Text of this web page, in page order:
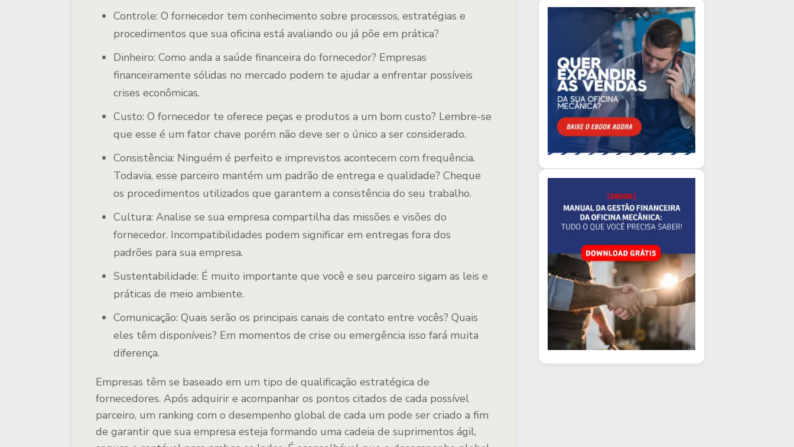
Controle: O fornecedor tem conhecimento sobre processos, estratégias e
procedimentos que sua oficina está avaliando ou já põe em prática?
Dinheiro: Como anda a saúde financeira do fornecedor? Empresas
financeiramente sólidas no mercado podem te ajudar a enfrentar possíveis
crises econômicas.
Custo: O fornecedor te oferece peças e produtos a um bom custo? Lembre-se
que esse é um fator chave porém não deve ser o único a ser considerado.
Consistência: Ninguém é perfeito e imprevistos acontecem com frequência.
Todavia, esse parceiro mantém um padrão de entrega e qualidade? Cheque
os procedimentos utilizados que garantem a consistência do seu trabalho.
Cultura: Analise se sua empresa compartilha das missões e visões do
fornecedor. Incompatibilidades podem significar em entregas fora dos
padrões para sua empresa.
Sustentabilidade: É muito importante que você e seu parceiro sigam as leis e
práticas de meio ambiente.
Comunicação: Quais serão os principais canais de contato entre vocês? Quais
eles têm disponíveis? Em momentos de crise ou emergência isso fará muita
diferença.
Empresas têm se baseado em um tipo de qualificação estratégica de
fornecedores. Após adquirir e acompanhar os pontos citados de cada possível
parceiro, um ranking com o desempenho global de cada um pode ser criado a fim
de garantir que sua empresa esteja formando uma cadeia de suprimentos ágil,